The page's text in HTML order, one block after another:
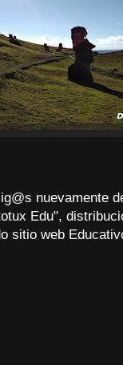
nuevamente
Edu",
sitio web